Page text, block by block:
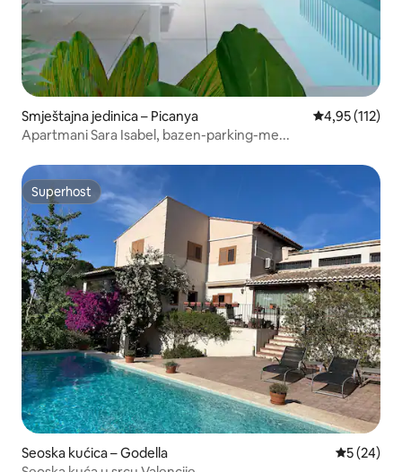
Smještajna jedinica – Picanya Prosječna
4,95 (112)
Apartmani Sara Isabel, bazen-parking-me...
Superhost
Superhost
Seoska kućica – Godella Prosječna
5 (24)